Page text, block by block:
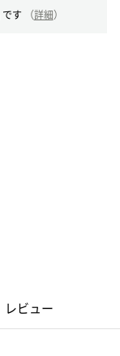
です （詳細）
レビュー